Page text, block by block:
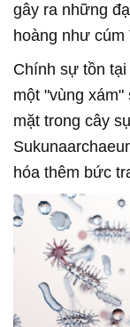
gây ra những
hoàng như cúm
Chính sự tồn
một "vùng
mặt trong cây
hóa thêm bức